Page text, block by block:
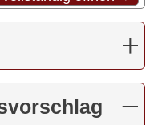
jedeHandlung
höheren
und